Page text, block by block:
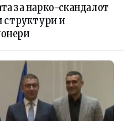
за нарко-скандалот
структури и